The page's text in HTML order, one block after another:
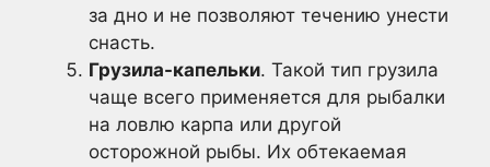
за дно и не позволяют течению унести
снасть.
Грузила-капельки. Такой тип грузила
чаще всего применяется для рыбалки
на ловлю карпа или другой
осторожной рыбы. Их обтекаемая